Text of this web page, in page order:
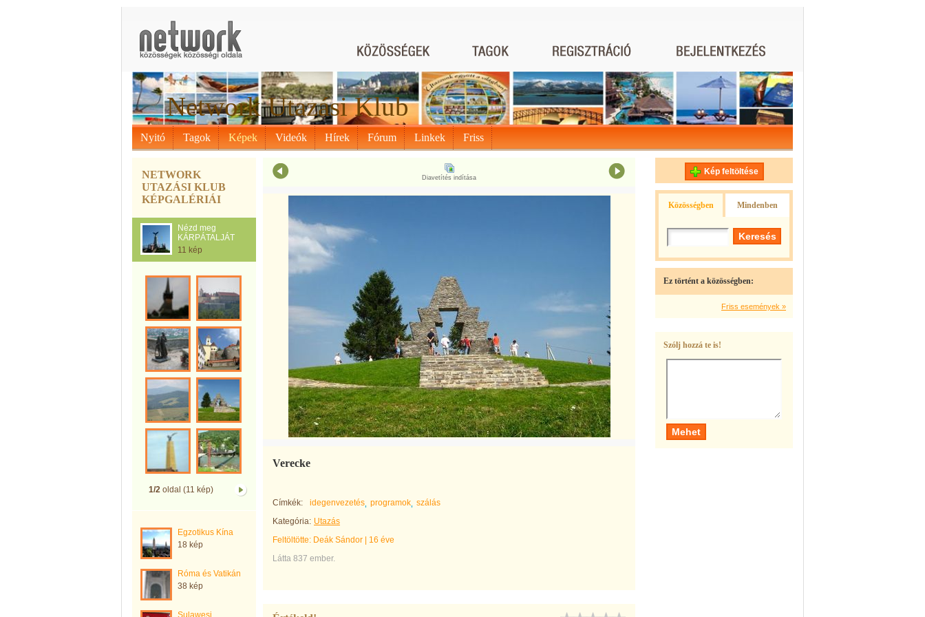
Network Utazási Klub
Nyitó Tagok Képek Videók Hírek Fórum Linkek Friss
NETWORK
UTAZÁSI KLUB
KÉPGALÉRIÁI
Nézd meg
KÁRPÁTALJÁT
11 kép
1/2 oldal (11 kép)
Egzotikus Kína
18 kép
Róma és Vatikán
38 kép
Sulawesi
Diavetítés indítása
Verecke
Címkék: idegenvezetés programok szálás
Kategória: Utazás
Feltöltötte: Deák Sándor
16 éve
Látta 837 ember.
Kép feltöltése
Közösségben Mindenben
Ez történt a közösségben:
Friss események »
Szólj hozzá te is!